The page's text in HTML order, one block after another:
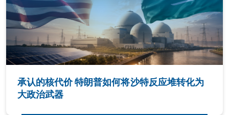
承认的核代价 特朗普如何将沙特反应堆转化为
大政治武器